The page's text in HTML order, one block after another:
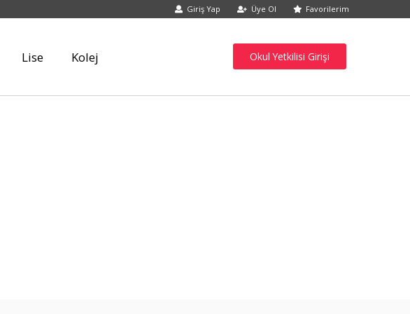
Giriş Yap Üye Ol Favorilerim
Lise Kolej Okul Yetkilisi Girişi